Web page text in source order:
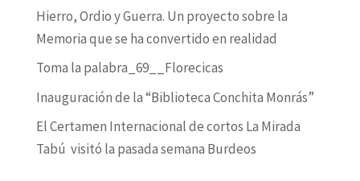
Hierro, Ordio y Guerra. Un proyecto sobre la
Memoria que se ha convertido en realidad
Toma la palabra_69__Florecicas
Inauguración de la “Biblioteca Conchita Monrás”
El Certamen Internacional de cortos La Mirada
Tabú visitó la pasada semana Burdeos